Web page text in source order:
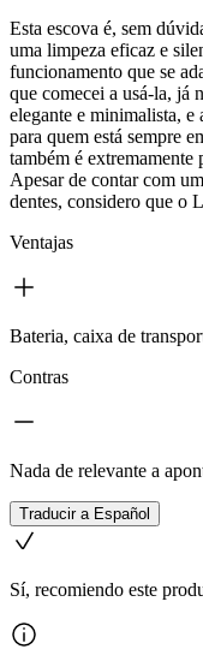
Esta escova é, sem
uma limpeza eficaz e
funcionamento que se
que comecei a usá-la, já
elegante e minimalista, e
para quem está sempre
também é extremamente
Apesar de contar com
dentes, considero que o
Ventajas
Bateria, caixa de
Contras
Nada de relevante a
Traducir a Español
Sí, recomiendo este